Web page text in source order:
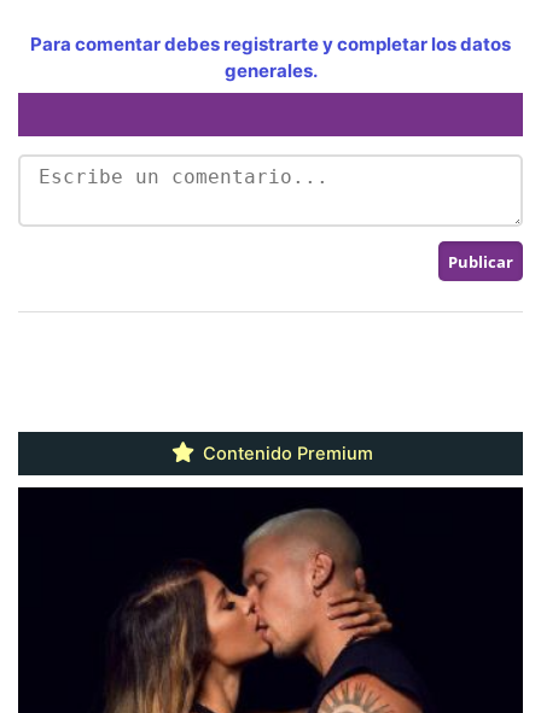
Para comentar debes registrarte y completar los datos
generales.
Contenido Premium